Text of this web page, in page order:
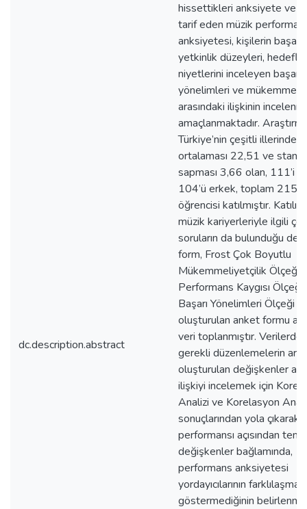
dc.description.abstract
hissettikleri anksiyete ve
tarif eden müzik
anksiyetesi, kişilerin
yetkinlik düzeyleri,
niyetlerini inceleyen başarı
yönelimleri ve
arasındaki ilişkinin
amaçlanmaktadır.
Türkiye’nin çeşitli
ortalaması 22,51 ve
sapması 3,66 olan, 111’i
104’ü erkek, toplam 215
öğrencisi katılmıştır.
müzik kariyerleriyle ilgili
soruların da bulunduğu
form, Frost Çok Boyutlu
Mükemmeliyetçilik Ölçeği,
Performans Kaygısı
Başarı Yönelimleri Ölçeği
oluşturulan anket formu
veri toplanmıştır. Verilerde
gerekli düzenlemelerin
oluşturulan değişkenler
ilişkiyi incelemek için
Analizi ve Korelasyon
sonuçlarından yola çıkarak
performansı açısından
değişkenler bağlamında,
performans anksiyetesi
yordayıcılarının
göstermediğinin